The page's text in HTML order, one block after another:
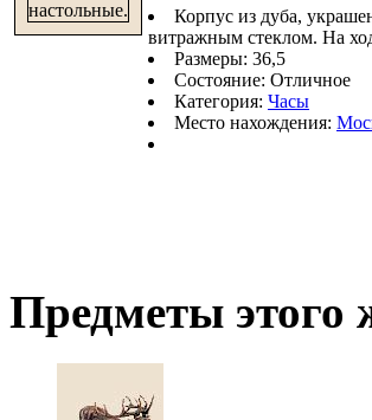
Корпус из дуба,
витражным стеклом. На
Размеры: 36,5
Состояние: Отличное
Категория: Часы
Место нахождения:
Предметы этого